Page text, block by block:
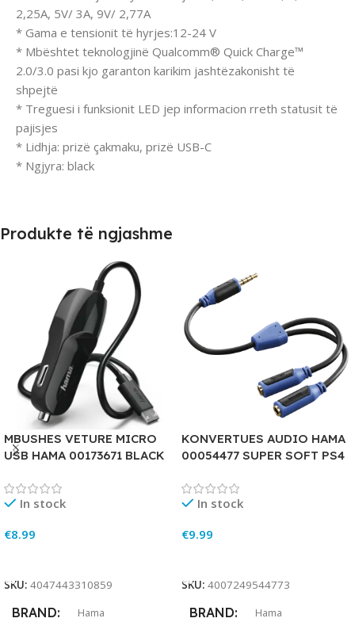
2,25A, 5V/ 3A, 9V/ 2,77A
* Gama e tensionit të hyrjes:12-24 V
* Mbështet teknologjinë Qualcomm® Quick Charge™
2.0/3.0 pasi kjo garanton karikim jashtëzakonisht të
shpejtë
* Treguesi i funksionit LED jep informacion rreth statusit të
pajisjes
* Lidhja: prizë çakmaku, prizë USB-C
* Ngjyra: black
Produkte të ngjashme
MBUSHES VETURE MICRO
USB HAMA 00173671 BLACK
In stock
€8.99
SKU: 4047443310859
BRAND Hama
KONVERTUES AUDIO HAMA
00054477 SUPER SOFT PS4
In stock
€9.99
SKU: 4007249544773
BRAND Hama